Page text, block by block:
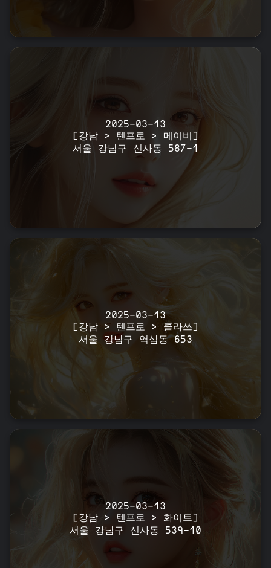
2025-03-13
[강남 > 텐프로 > 메이비]
서울 강남구 신사동 587-1
2025-03-13
[강남 > 텐프로 > 클라쓰]
서울 강남구 역삼동 653
2025-03-13
[강남 > 텐프로 > 화이트]
서울 강남구 신사동 539-10